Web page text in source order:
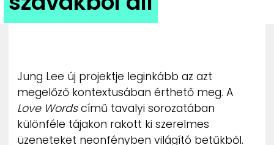
ZENE
ADATKEZELÉSI TÁJÉKOZTATÓ
Jung Lee új projektje leginkább az azt
megelőző kontextusában érthető meg. A
Love Wordscímű tavalyi sorozatában
különféle tájakon rakott ki szerelmes
üzeneteket neonfényben világító betűkből.